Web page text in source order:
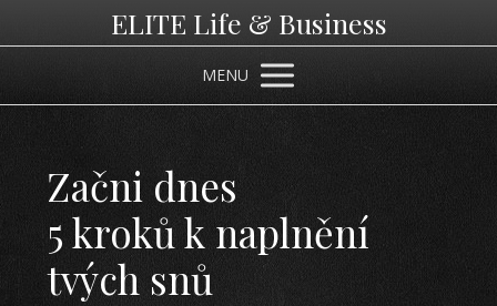
ELITE Life & Business
MENU
Začni dnes
5 kroků k naplnění
tvých snů